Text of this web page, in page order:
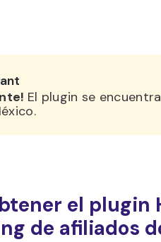
El plugin se
el plugin
de afiliados